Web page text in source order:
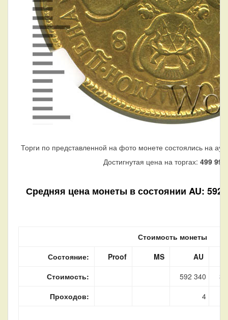
Торги по представленной на фото монете состоялись на
Достигнутая цена на торгах: 499 998
Средняя цена монеты в состоянии AU: 592
Стоимость монеты
Состояние:
Proof MS
AU
Стоимость:
592 340
Проходов:
4